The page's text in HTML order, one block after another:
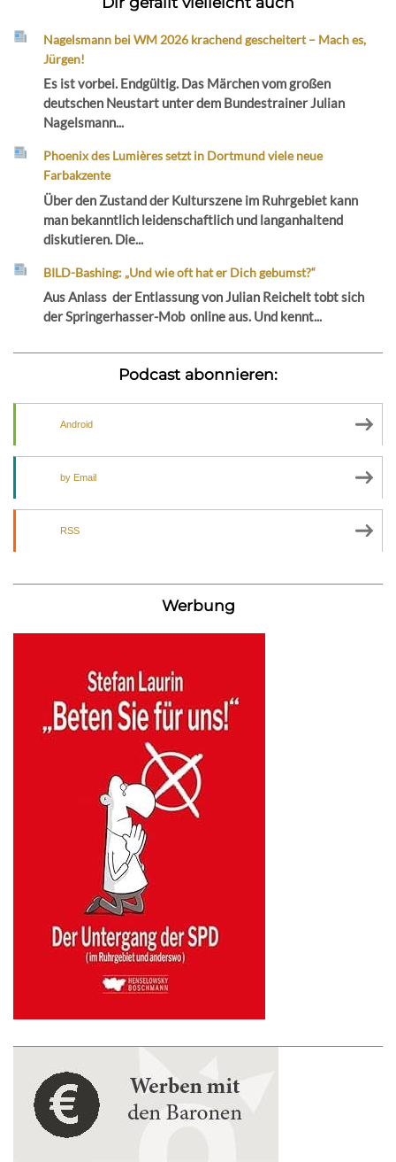
Nagelsmann bei WM 2026 krachend gescheitert – Mach es,
Jürgen!
Es ist vorbei. Endgültig. Das Märchen vom großen
deutschen Neustart unter dem Bundestrainer Julian
Nagelsmann...
Phoenix des Lumières setzt in Dortmund viele neue
Farbakzente
Über den Zustand der Kulturszene im Ruhrgebiet kann
man bekanntlich leidenschaftlich und langanhaltend
diskutieren. Die...
BILD-Bashing: „Und wie oft hat er Dich gebumst?“
Aus Anlass der Entlassung von Julian Reichelt tobt sich
der Springerhasser-Mob online aus. Und kennt...
Podcast abonnieren:
Android
by Email
RSS
Werbung